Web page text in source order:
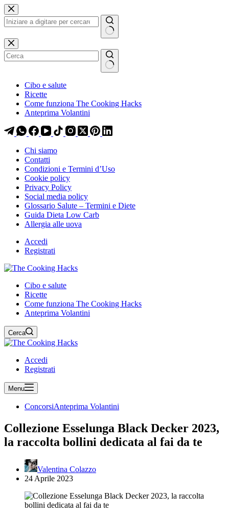
Salta
al
contenuto
Salta
al
contenuto
Nessun
risultato
Cibo e salute
Ricette
Come funziona The Cooking Hacks
Anteprima Volantini
Chi siamo
Contatti
Condizioni e Termini d’Uso
Cookie policy
Privacy Policy
Social media policy
Glossario Salute – Termini e Diete
Guida Dieta Low Carb
Allergia alle uova
Accedi
Registrati
Cibo e salute
Ricette
Come funziona The Cooking Hacks
Anteprima Volantini
Cerca
Accedi
Registrati
Menu
ConcorsiAnteprima Volantini
Collezione Esselunga Black Decker 2023,
la raccolta bollini dedicata al fai da te
Valentina Colazzo
24 Aprile 2023